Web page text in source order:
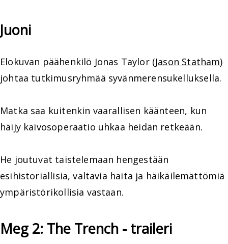
Juoni
Elokuvan päähenkilö Jonas Taylor (Jason Statham)
johtaa tutkimusryhmää syvänmerensukelluksella.
Matka saa kuitenkin vaarallisen käänteen, kun
häijy kaivosoperaatio uhkaa heidän retkeään.
He joutuvat taistelemaan hengestään
esihistoriallisia, valtavia haita ja häikäilemättömiä
ympäristörikollisia vastaan.
Meg 2: The Trench - traileri